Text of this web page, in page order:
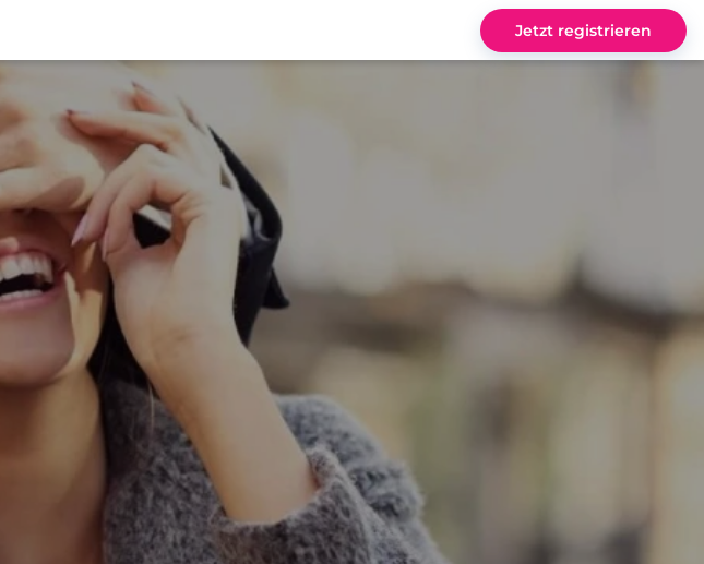
Jetzt registrieren